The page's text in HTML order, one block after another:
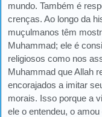
mundo. Também é
crenças. Ao longo da
muçulmanos têm
Muhammad; ele é
religiosos como nos
Muhammad que Allah
encorajados a imitar
morais. Isso porque a
ele o entendeu, o